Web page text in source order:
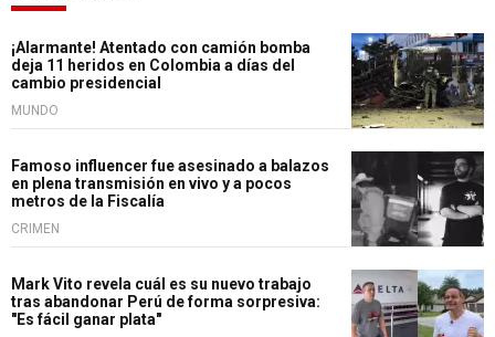
¡Alarmante! Atentado con camión bomba
deja 11 heridos en Colombia a días del
cambio presidencial
MUNDO
Famoso influencer fue asesinado a balazos
en plena transmisión en vivo y a pocos
metros de la Fiscalía
CRIMEN
Mark Vito revela cuál es su nuevo trabajo
tras abandonar Perú de forma sorpresiva:
"Es fácil ganar plata"